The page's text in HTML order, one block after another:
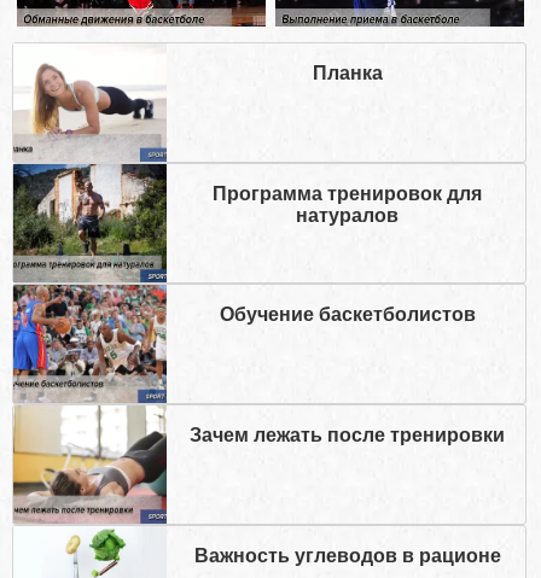
Планка
Программа тренировок для
натуралов
Обучение баскетболистов
Зачем лежать после тренировки
Важность углеводов в рационе